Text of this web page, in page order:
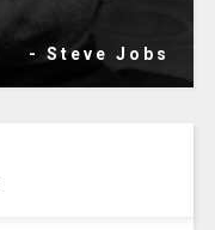
- Steve Jobs